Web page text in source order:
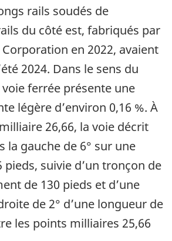
rails soudés de
du côté est, fabriqués par
en 2022, avaient
2024. Dans le sens du
ferrée présente une
légère d’environ 0,16 %. À
26,66, la voie décrit
la gauche de 6° sur une
pieds, suivie d’un tronçon de
de 130 pieds et d’une
de 2° d’une longueur de
les points milliaires 25,66